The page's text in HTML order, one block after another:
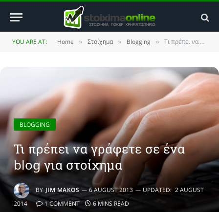
YOU ARE AT: Home » Στοίχημα » Blogging » Τι πρέπει να γράφετε σε ένα blog για στοίχημα
BLOGGING
Τι πρέπει να γράφετε σε ένα
blog για στοίχημα
BY JIM MAKOS 6 AUGUST 2013 UPDATED: 2 AUGUST
2014
1 COMMENT 6 MINS READ